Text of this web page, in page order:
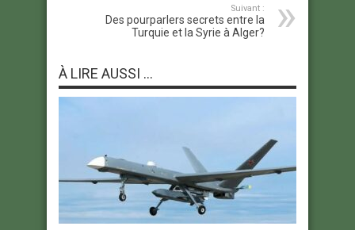
Suivant :
Des pourparlers secrets entre la
Turquie et la Syrie à Alger?
À LIRE AUSSI ...